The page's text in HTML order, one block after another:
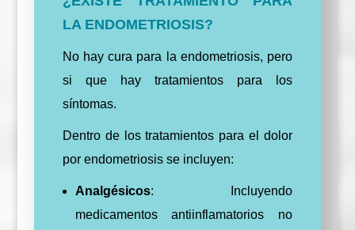
LA ENDOMETRIOSIS?
No hay cura para la endometriosis, pero
si que hay tratamientos para los
síntomas.
Dentro de los tratamientos para el dolor
por endometriosis se incluyen:
Analgésicos: Incluyendo
medicamentos antiinflamatorios no